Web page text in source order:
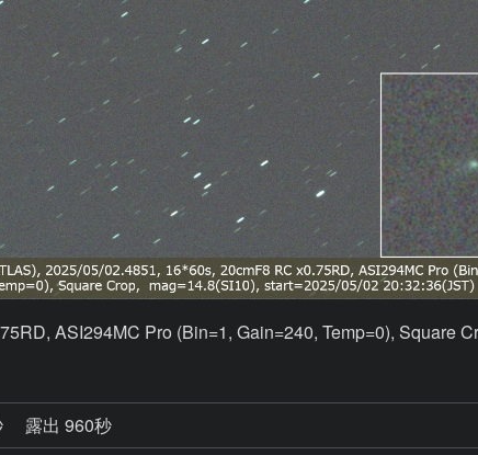
ASI294MC Pro (Bin=1, Gain=240, Temp=0), Square
露出 960秒